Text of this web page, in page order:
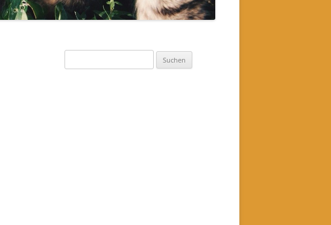
nach: